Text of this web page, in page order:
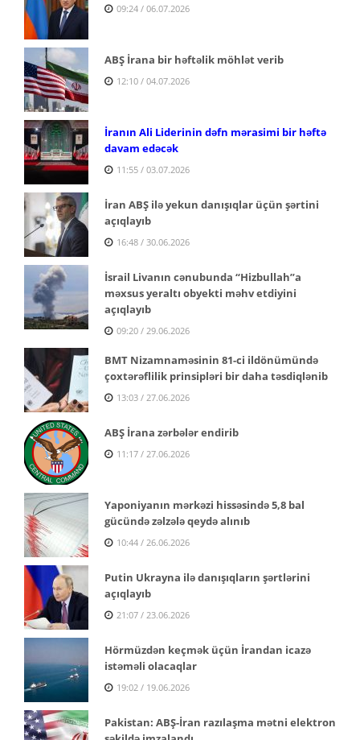
09:24 / 06.07.2026
ABŞ İrana bir həftəlik möhlət verib
12:10 / 04.07.2026
İranın Ali Liderinin dəfn mərasimi bir həftə
davam edəcək
11:55 / 03.07.2026
İran ABŞ ilə yekun danışıqlar üçün şərtini
açıqlayıb
16:48 / 30.06.2026
İsrail Livanın cənubunda “Hizbullah”a
məxsus yeraltı obyekti məhv etdiyini
açıqlayıb
09:20 / 29.06.2026
BMT Nizamnaməsinin 81-ci ildönümündə
çoxtərəflilik prinsipləri bir daha təsdiqlənib
13:03 / 27.06.2026
ABŞ İrana zərbələr endirib
11:17 / 27.06.2026
Yaponiyanın mərkəzi hissəsində 5,8 bal
gücündə zəlzələ qeydə alınıb
10:44 / 26.06.2026
Putin Ukrayna ilə danışıqların şərtlərini
açıqlayıb
21:07 / 23.06.2026
Hörmüzdən keçmək üçün İrandan icazə
istəməli olacaqlar
19:02 / 19.06.2026
Pakistan: ABŞ-İran razılaşma mətni elektron